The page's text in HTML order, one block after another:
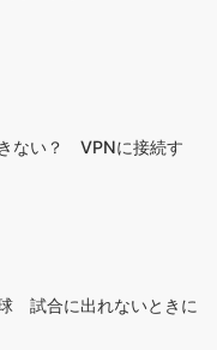
ない？ VPNに接続す
試合に出れないときに